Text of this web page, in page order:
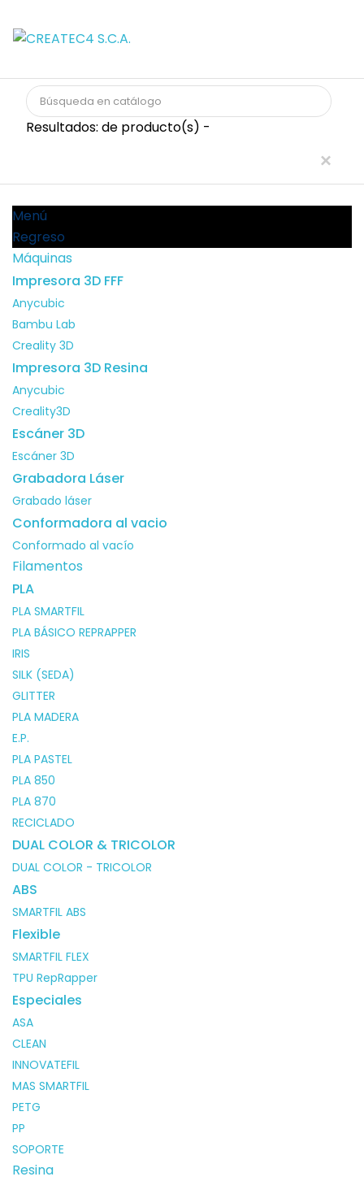
Resultados: de producto(s) -
×
Menú
Regreso
Máquinas
Impresora 3D FFF
Anycubic
Bambu Lab
Creality 3D
Impresora 3D Resina
Anycubic
Creality3D
Escáner 3D
Escáner 3D
Grabadora Láser
Grabado láser
Conformadora al vacio
Conformado al vacío
Filamentos
PLA
PLA SMARTFIL
PLA BÁSICO REPRAPPER
IRIS
SILK (SEDA)
GLITTER
PLA MADERA
E.P.
PLA PASTEL
PLA 850
PLA 870
RECICLADO
DUAL COLOR & TRICOLOR
DUAL COLOR - TRICOLOR
ABS
SMARTFIL ABS
Flexible
SMARTFIL FLEX
TPU RepRapper
Especiales
ASA
CLEAN
INNOVATEFIL
MAS SMARTFIL
PETG
PP
SOPORTE
Resina